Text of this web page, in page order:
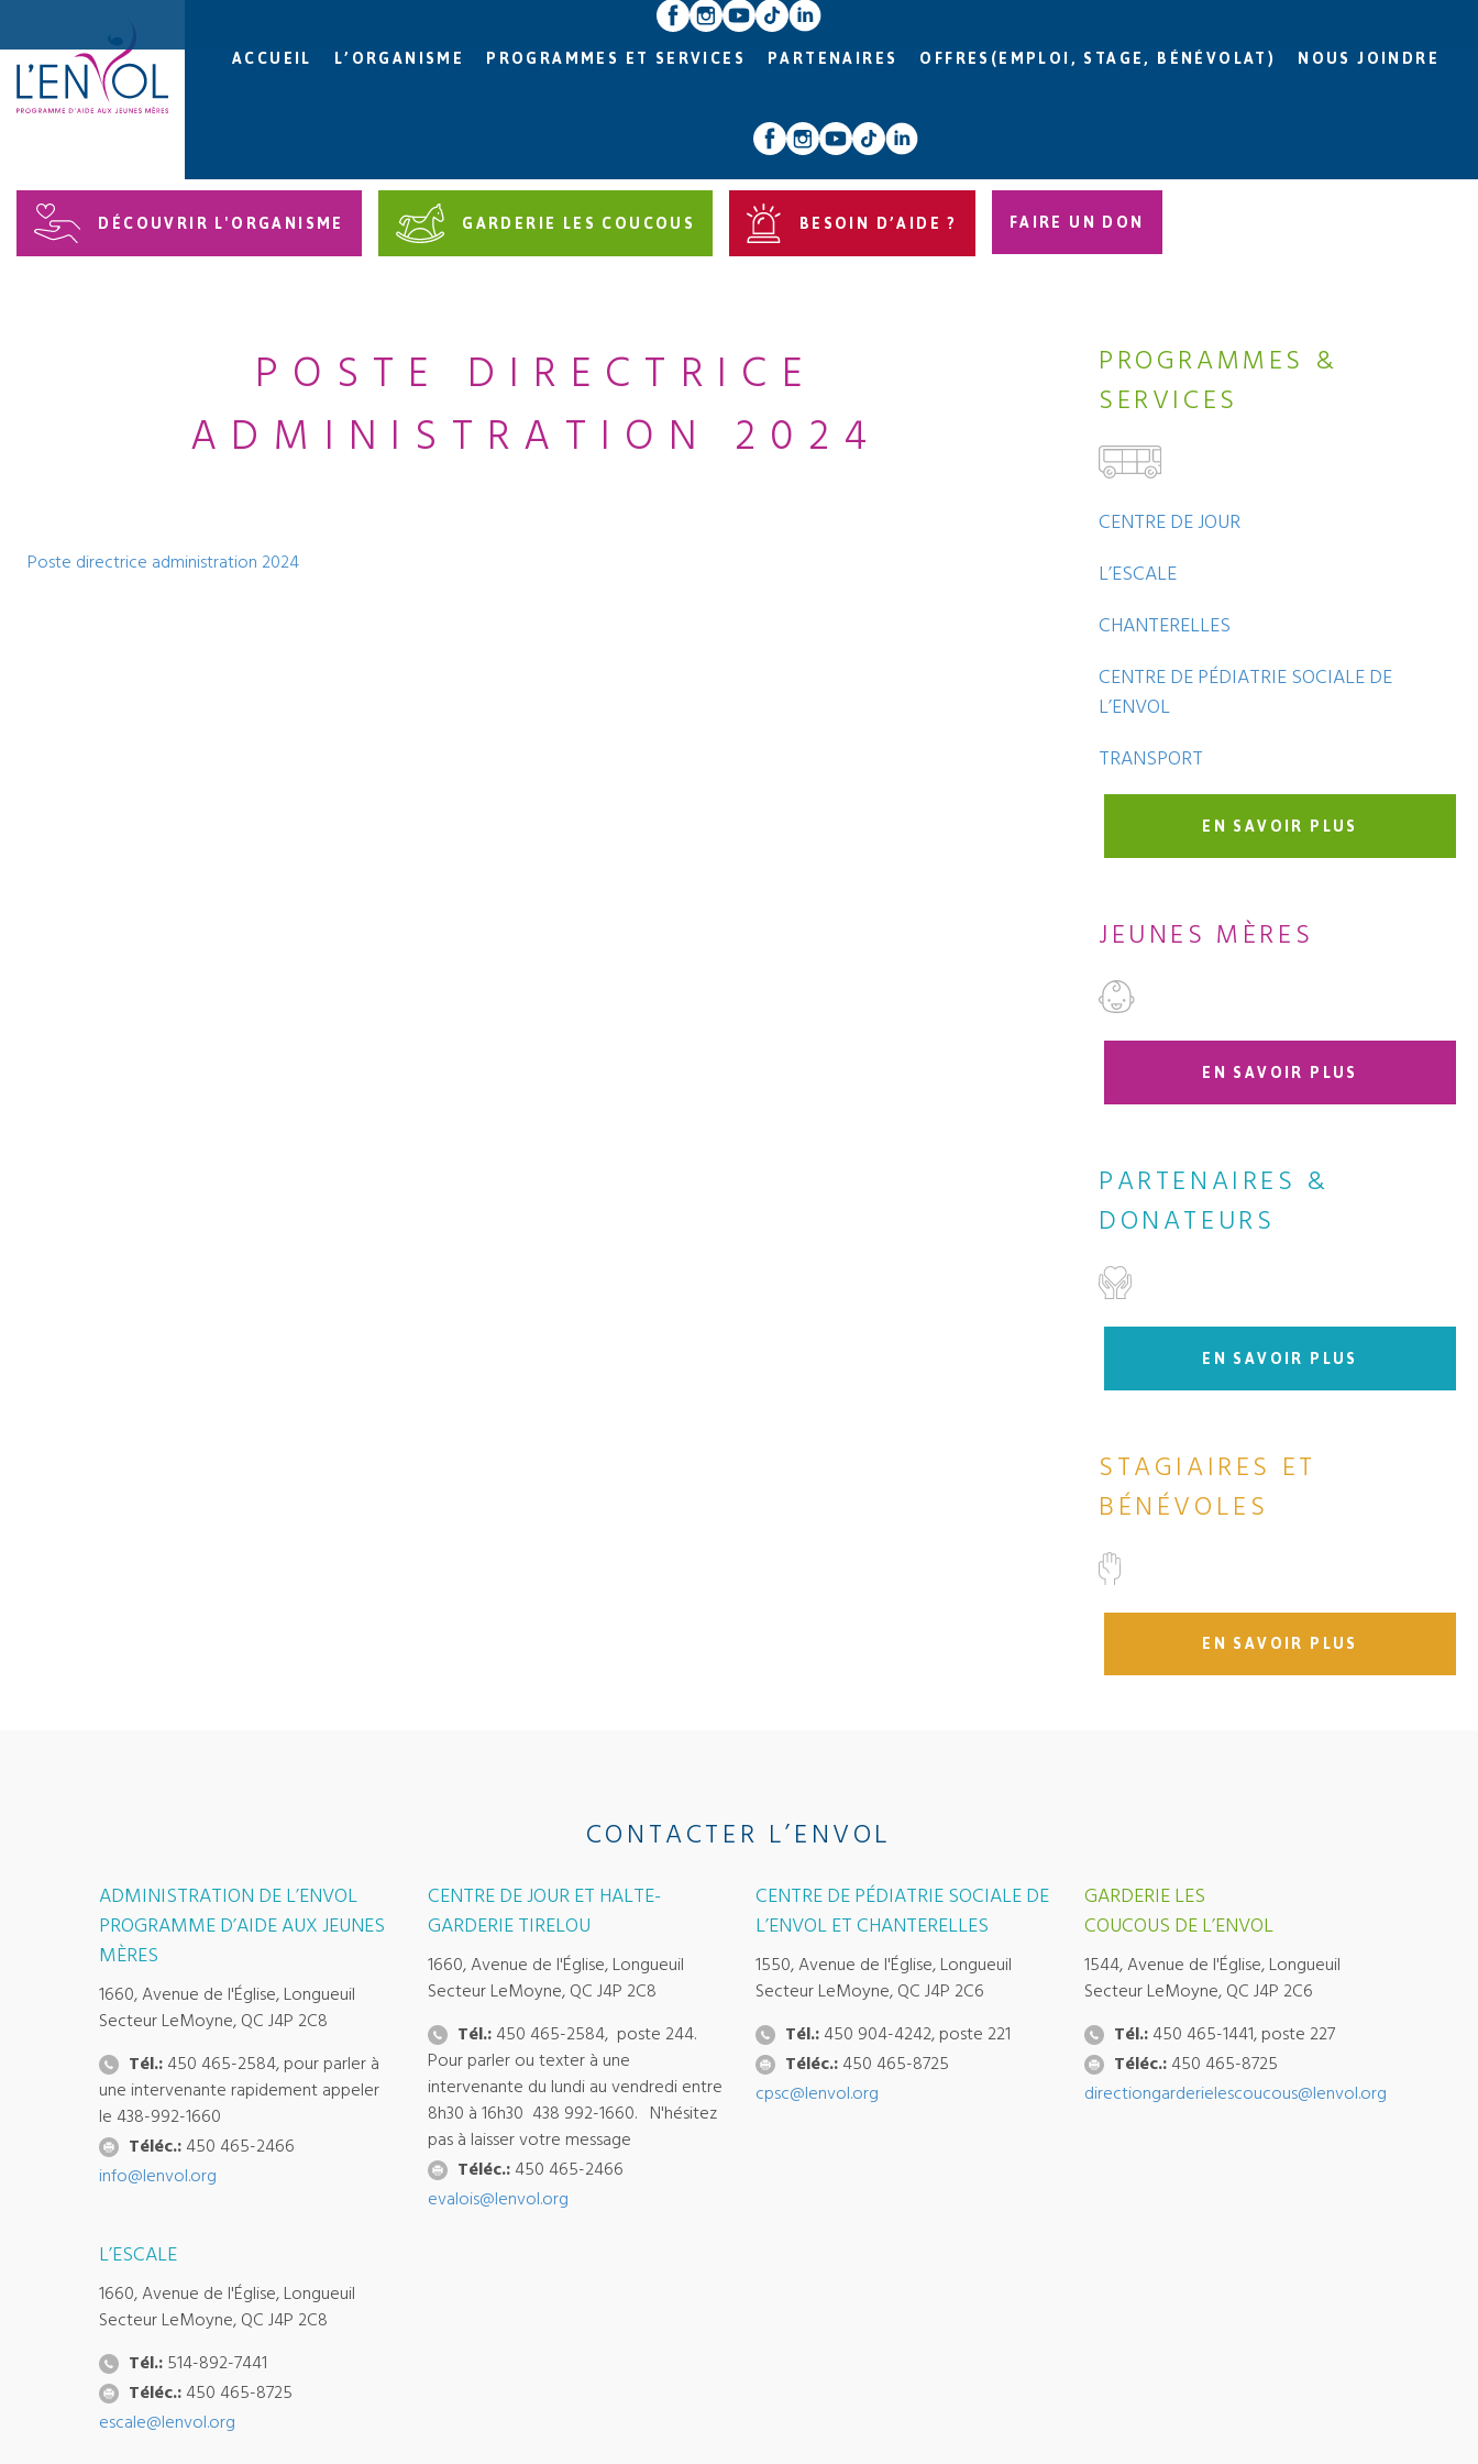
ACCUEIL L’ORGANISME PROGRAMMES ET SERVICES PARTENAIRES OFFRES(EMPLOI, STAGE, BÉNÉVOLAT) NOUS JOINDRE
DÉCOUVRIR L'ORGANISME GARDERIE LES COUCOUS BESOIN D’AIDE ? FAIRE UN DON
POSTE DIRECTRICE
ADMINISTRATION 2024
Poste directrice administration 2024
PROGRAMMES &
SERVICES
CENTRE DE JOUR
L’ESCALE
CHANTERELLES
CENTRE DE PÉDIATRIE SOCIALE DE
L’ENVOL
TRANSPORT
EN SAVOIR PLUS
JEUNES MÈRES
EN SAVOIR PLUS
PARTENAIRES &
DONATEURS
EN SAVOIR PLUS
STAGIAIRES ET
BÉNÉVOLES
EN SAVOIR PLUS
CONTACTER L’ENVOL
ADMINISTRATION DE L’ENVOL
PROGRAMME D’AIDE AUX JEUNES
MÈRES
1660, Avenue de l'Église, Longueuil
Secteur LeMoyne, QC J4P 2C8
Tél.: 450 465-2584, pour parler à
une intervenante rapidement appeler
le 438-992-1660
Téléc.: 450 465-2466
info@lenvol.org
CENTRE DE JOUR ET HALTE-
GARDERIE TIRELOU
1660, Avenue de l'Église, Longueuil
Secteur LeMoyne, QC J4P 2C8
Tél.:450 465-2584, poste 244.
Pour parler ou texter à une
intervenante du lundi au vendredi entre
8h30 à 16h30 438 992-1660. N'hésitez
pas à laisser votre message
Téléc.:450 465-2466
evalois@lenvol.org
CENTRE DE PÉDIATRIE SOCIALE DE
L’ENVOL ET CHANTERELLES
1550, Avenue de l'Église, Longueuil
Secteur LeMoyne, QC J4P 2C6
Tél.: 450 904-4242, poste 221
Téléc.: 450 465-8725
cpsc@lenvol.org
GARDERIE LES
COUCOUS DE L’ENVOL
1544, Avenue de l'Église, Longueuil
Secteur LeMoyne, QC J4P 2C6
Tél.:450 465-1441, poste 227
Téléc.:450 465-8725
directiongarderielescoucous@lenvol.org
L’ESCALE
1660, Avenue de l'Église, Longueuil
Secteur LeMoyne, QC J4P 2C8
Tél.: 514-892-7441
Téléc.: 450 465-8725
escale@lenvol.org